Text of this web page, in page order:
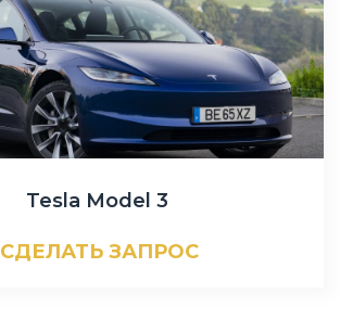
Tesla Model 3
СДЕЛАТЬ ЗАПРОС